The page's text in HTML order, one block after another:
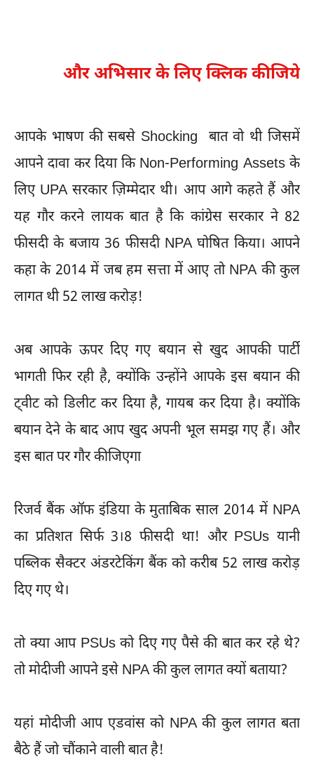
और अभिसार के लिए क्लिक कीजिये
आपके भाषण की सबसे Shocking बात वो थी जिसमें
आपने दावा कर दिया कि Non-Performing Assets के
लिए UPA सरकार ज़िम्मेदार थी। आप आगे कहते हैं और
यह गौर करने लायक बात है कि कांग्रेस सरकार ने 82
फीसदी के बजाय 36 फीसदी NPA घोषित किया। आपने
कहा के 2014 में जब हम सत्ता में आए तो NPA की कुल
लागत थी 52 लाख करोड़!
अब आपके ऊपर दिए गए बयान से खुद आपकी पार्टी
भागती फिर रही है, क्योंकि उन्होंने आपके इस बयान की
ट्वीट को डिलीट कर दिया है, गायब कर दिया है। क्योंकि
बयान देने के बाद आप खुद अपनी भूल समझ गए हैं। और
इस बात पर गौर कीजिएगा
रिजर्व बैंक ऑफ इंडिया के मुताबिक साल 2014 में NPA
का प्रतिशत सिर्फ 3।8 फीसदी था! और PSUs यानी
पब्लिक सैक्टर अंडरटेकिंग बैंक को करीब 52 लाख करोड़
दिए गए थे।
तो क्या आप PSUs को दिए गए पैसे की बात कर रहे थे?
तो मोदीजी आपने इसे NPA की कुल लागत क्यों बताया?
यहां मोदीजी आप एडवांस को NPA की कुल लागत बता
बैठे हैं जो चौंकाने वाली बात है!